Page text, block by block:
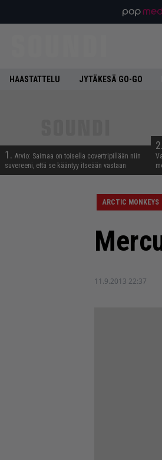
HAASTATTELU JYTÄKESÄ GO-GO
1. Arvio: Saimaa on toisella covertripillään niin
suvereeni, että se kääntyy itseään vastaan
2.
ARCTIC MONKEYS
11.9.2013 22:37